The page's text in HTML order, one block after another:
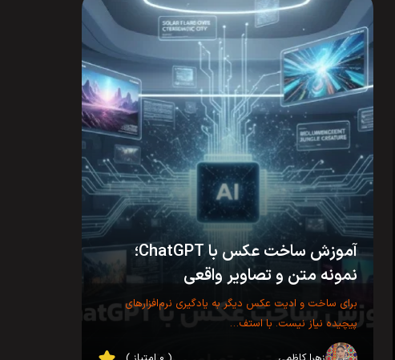
آموزش ساخت عکس با ChatGPT؛
نمونه متن و تصاویر واقعی
برای ساخت و ادیت عکس دیگر به یادگیری نرم‌افزارهای
پیچیده نیاز نیست. با استف…